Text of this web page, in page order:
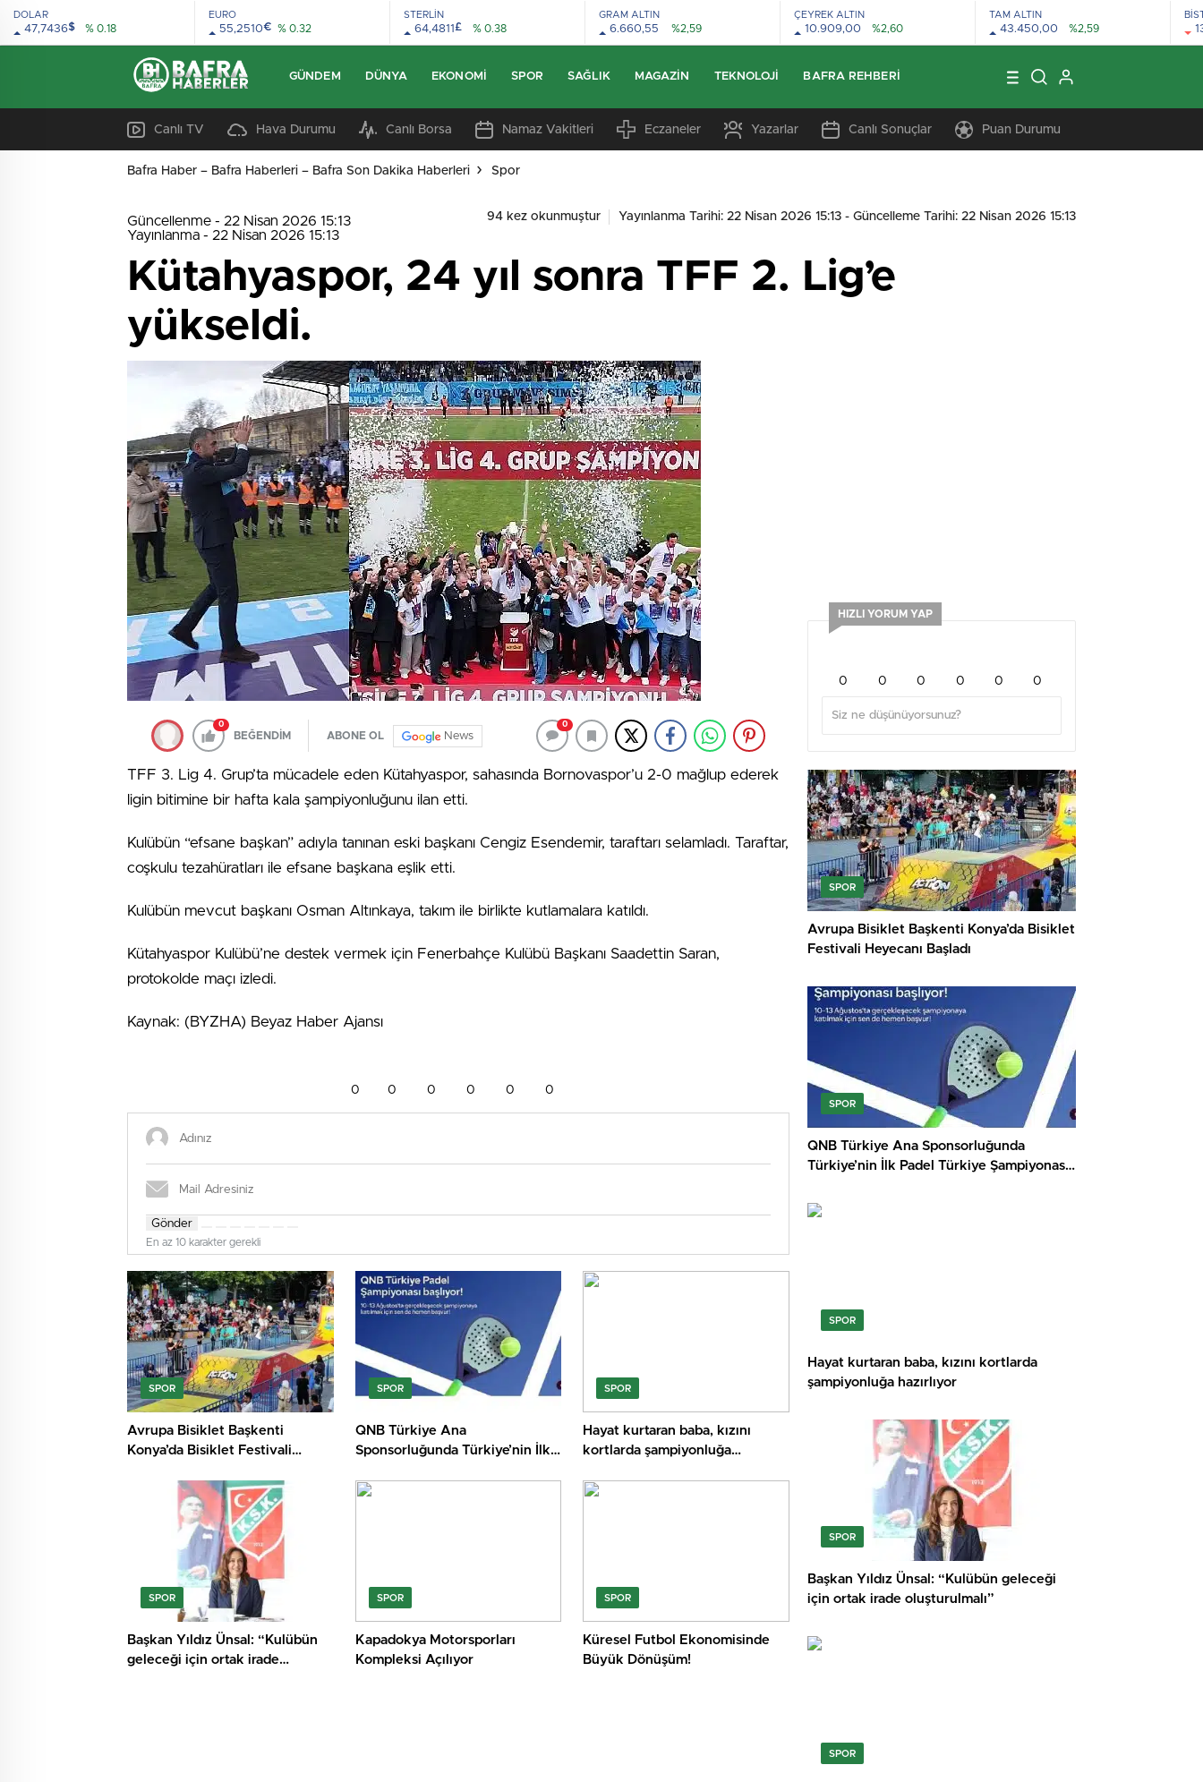
DOLAR
47,7436$ % 0.18
EURO
55,2510€ % 0.32
STERLİN
64,4811 £ % 0.38
GRAM ALTIN
6.660,55 %2,59
ÇEYREK ALTIN
10.909,00 %2,60
TAM ALTIN
43.450,00 %2,59
GÜNDEM DÜNYA EKONOMI SPOR SAĞLIK MAGAZIN TEKNOLOJI BAFRA REHBERI
Canlı TV Hava Durumu Canlı Borsa Namaz Vakitleri Eczaneler Yazarlar Canlı Sonuçlar Puan Durumu
Bafra Haber – Bafra Haberleri – Bafra Son Dakika Haberleri Spor
94 kez okunmuştur Yayınlanma Tarihi: 22 Nisan 2026 15:13 - Güncelleme Tarihi: 22 Nisan 2026 15:13
Güncellenme - 22 Nisan 2026 15:13
Yayınlanma - 22 Nisan 2026 15:13
Kütahyaspor, 24 yıl sonra TFF 2. Lig’e
yükseldi.
0
BEĞENDİM ABONE OL News
0
TFF 3. Lig 4. Grup’ta mücadele eden Kütahyaspor, sahasında Bornovaspor’u 2-0 mağlup ederek
ligin bitimine bir hafta kala şampiyonluğunu ilan etti.
Kulübün “efsane başkan” adıyla tanınan eski başkanı Cengiz Esendemir, taraftarı selamladı. Taraftar,
coşkulu tezahüratları ile efsane başkana eşlik etti.
Kulübün mevcut başkanı Osman Altınkaya, takım ile birlikte kutlamalara katıldı.
Kütahyaspor Kulübü’ne destek vermek için Fenerbahçe Kulübü Başkanı Saadettin Saran,
protokolde maçı izledi.
Kaynak: (BYZHA) Beyaz Haber Ajansı
0 0 0 0 0 0
Gönder
En az 10 karakter gerekli
SPOR
Avrupa Bisiklet Başkenti
Konya’da Bisiklet Festivali
SPOR
QNB Türkiye Ana
Sponsorluğunda Türkiye’nin İlk
Başlıyor
SPOR
Hayat kurtaran baba, kızını
kortlarda şampiyonluğa
SPOR
Başkan Yıldız Ünsal: “Kulübün
geleceği için ortak irade
SPOR
Kapadokya Motorsporları
Kompleksi Açılıyor
SPOR
Küresel Futbol Ekonomisinde
Büyük Dönüşüm!
HIZLI YORUM YAP
0 0 0 0 0 0
SPOR
Avrupa Bisiklet Başkenti Konya’da Bisiklet
Festivali Heyecanı Başladı
SPOR
QNB Türkiye Ana Sponsorluğunda
Türkiye’nin İlk Padel Türkiye Şampiyonası
SPOR
Hayat kurtaran baba, kızını kortlarda
şampiyonluğa hazırlıyor
SPOR
Başkan Yıldız Ünsal: “Kulübün geleceği
için ortak irade oluşturulmalı”
SPOR